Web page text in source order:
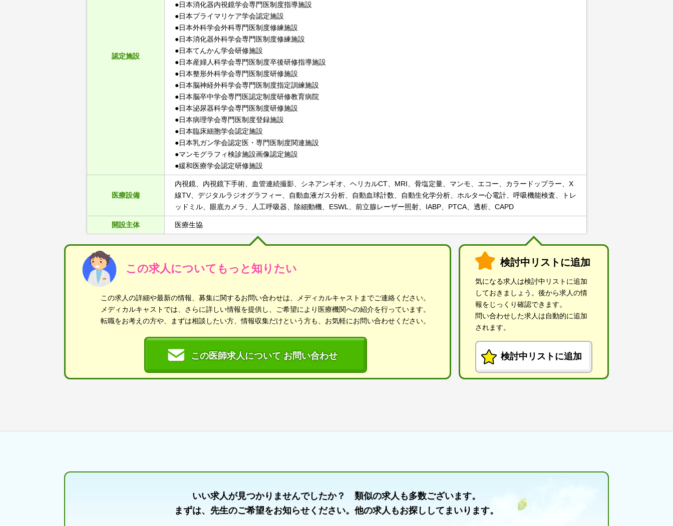
認定施設
●日本消化器内視鏡学会専門医制度指導施設
●日本プライマリケア学会認定施設
●日本外科学会外科専門医制度修練施設
●日本消化器外科学会専門医制度修練施設
●日本てんかん学会研修施設
●日本産婦人科学会専門医制度卒後研修指導施設
●日本整形外科学会専門医制度研修施設
●日本脳神経外科学会専門医制度指定訓練施設
●日本脳卒中学会専門医認定制度研修教育病院
●日本泌尿器科学会専門医制度研修施設
●日本病理学会専門医制度登録施設
●日本臨床細胞学会認定施設
●日本乳ガン学会認定医・専門医制度関連施設
●マンモグラフィ検診施設画像認定施設
●緩和医療学会認定研修施設
医療設備
内視鏡、内視鏡下手術、血管連続撮影、シネアンギオ、ヘリカルCT、MRI、骨塩定量、マンモ、エコー、カラードップラー、X
線TV、デジタルラジオグラフィー、自動血液ガス分析、自動血球計数、自動生化学分析、ホルター心電計、呼吸機能検査、トレ
ッドミル、眼底カメラ、人工呼吸器、除細動機、ESWL、前立腺レーザー照射、IABP、PTCA、透析、CAPD
開設主体 医療生協
この求人についてもっと知りたい
この求人の詳細や最新の情報、募集に関するお問い合わせは、メディカルキャストまでご連絡ください。
メディカルキャストでは、さらに詳しい情報を提供し、ご希望により医療機関への紹介を行っています。
転職をお考えの方や、まずは相談したい方、情報収集だけという方も、お気軽にお問い合わせください。
この医師求人について お問い合わせ
検討中リストに追加
気になる求人は検討中リストに追加
しておきましょう。後から求人の情
報をじっくり確認できます。
問い合わせした求人は自動的に追加
されます。
検討中リストに追加
いい求人が見つかりませんでしたか？ 類似の求人も多数ございます。
まずは、先生のご希望をお知らせください。他の求人もお探ししてまいります。